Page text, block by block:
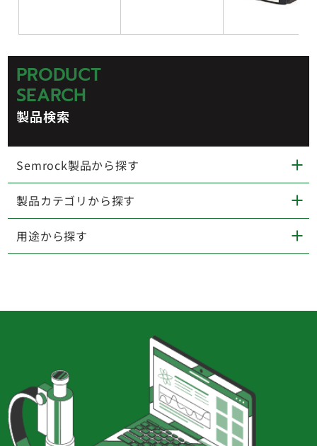
PRODUCT
SEARCH
製品検索
Semrock製品から探す
製品カテゴリから探す
用途から探す